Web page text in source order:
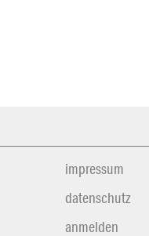
impressum
datenschutz
anmelden